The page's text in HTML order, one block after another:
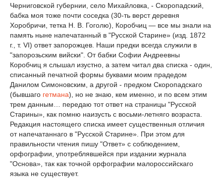
Черниговской губернии, село Михайловка, - Скоропадский,
бабка моя тоже почти соседка (30-ть верст деревня
Хоробричи, тетка Н. В. Гоголю), Коробчиц — все мы знали на
память ныне напечатанный в "Русской Старине» (изд. 1872
г., т. VI) ответ запорожцев. Наши предки всегда служили в
"запорозьским вийски". От бабки Софии Андреевны
Коробчиц я слышал изустно, а затем читал два списка - один,
списанный печатной формы буквами моим прадедом
Данилом Симоновским, а другой - предком Скоропадскаго
(бывшаго гетмана), но не знаю, кем именно, и по всем этим
трем данным… передаю тот ответ на страницы "Русской
Старины», как помню наизусть с восьми-летняго возраста.
Редакция настоящего списка имеет существенныя отличия
от напечатаннаго в "Русской Старине». При этом для
правильности чтения пишу "Ответ» с соблюдением,
орфографии, употреблявшейся при издании журнала
"Основа», так как точной орфографии малороссийскаго
языка не существует.